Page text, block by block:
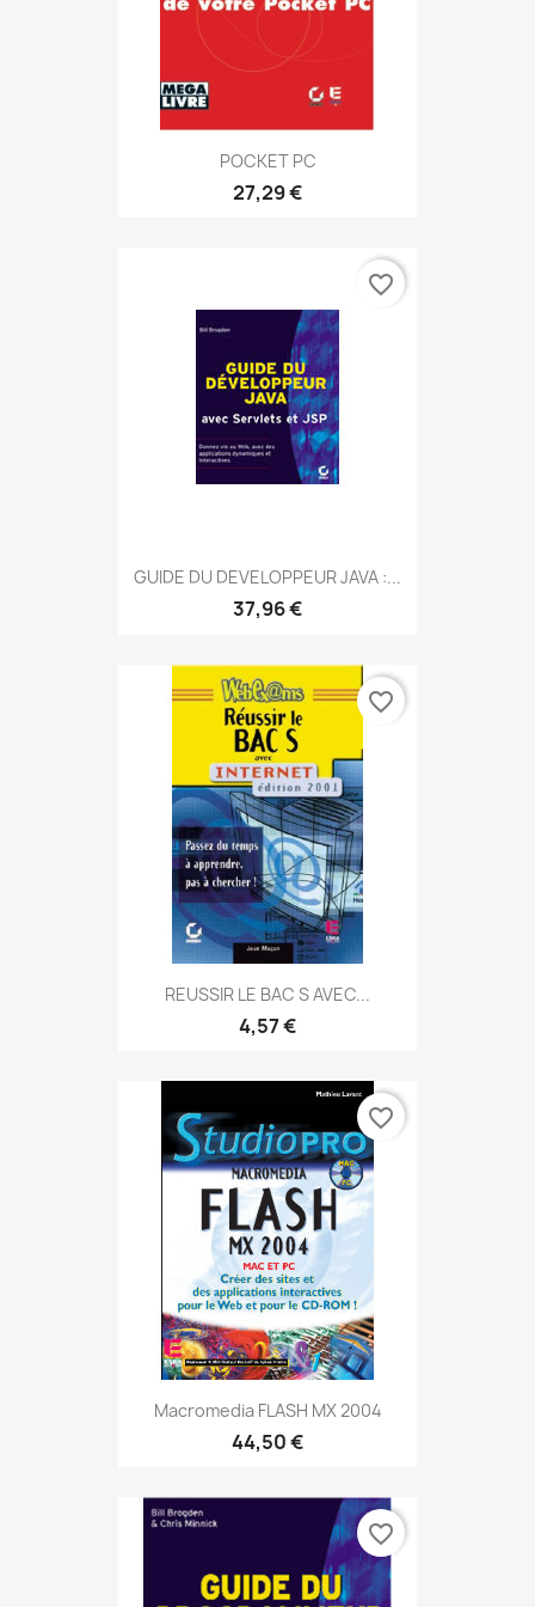
POCKET PC
27,29 €
GUIDE DU DEVELOPPEUR JAVA :...
37,96 €
favorite_border
REUSSIR LE BAC S AVEC...
4,57 €
favorite_border
Macromedia FLASH MX 2004
44,50 €
favorite_border
favorite_border